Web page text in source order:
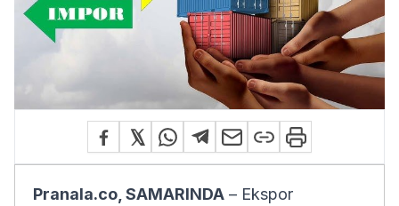
Pranala.co, SAMARINDA – Ekspor